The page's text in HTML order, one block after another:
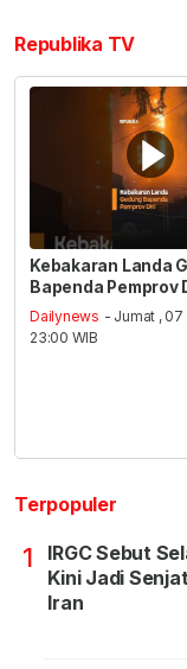
Republika TV
Kebakaran Landa
Bapenda Pemprov
Dailynews - Jumat ,
23:00 WIB
Terpopuler
1
IRGC Sebut
Kini Jadi
Iran